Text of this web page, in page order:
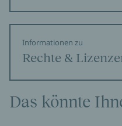
Informationen zu
Rechte &
Das könnte